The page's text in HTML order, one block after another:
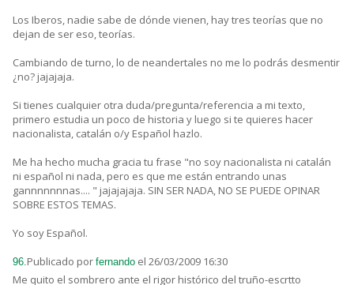
Los Iberos, nadie sabe de dónde vienen, hay tres teorías que no
dejan de ser eso, teorías.
Cambiando de turno, lo de neandertales no me lo podrás desmentir
¿no? jajajaja.
Si tienes cualquier otra duda/pregunta/referencia a mi texto,
primero estudia un poco de historia y luego si te quieres hacer
nacionalista, catalán o/y Español hazlo.
Me ha hecho mucha gracia tu frase "no soy nacionalista ni catalán
ni español ni nada, pero es que me están entrando unas
gannnnnnnas.... " jajajajaja. SIN SER NADA, NO SE PUEDE OPINAR
SOBRE ESTOS TEMAS.
Yo soy Español.
96.Publicado por fernando el 26/03/2009 16:30
Me quito el sombrero ante el rigor histórico del truño-escrtto